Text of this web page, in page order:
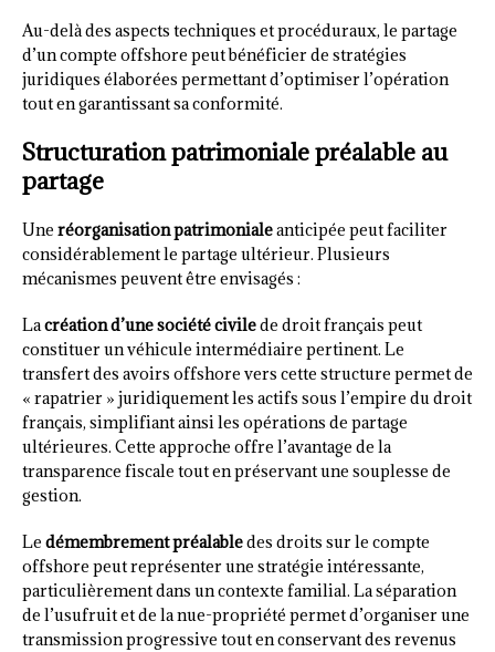
Au-delà des aspects techniques et procéduraux, le partage
d’un compte offshore peut bénéficier de stratégies
juridiques élaborées permettant d’optimiser l’opération
tout en garantissant sa conformité.
Structuration patrimoniale préalable au
partage
Une réorganisation patrimonialeanticipée peut faciliter
considérablement le partage ultérieur. Plusieurs
mécanismes peuvent être envisagés :
Lacréation d’une société civilede droit français peut
constituer un véhicule intermédiaire pertinent. Le
transfert des avoirs offshore vers cette structure permet de
« rapatrier » juridiquement les actifs sous l’empire du droit
français, simplifiant ainsi les opérations de partage
ultérieures. Cette approche offre l’avantage de la
transparence fiscale tout en préservant une souplesse de
gestion.
Le démembrement préalabledes droits sur le compte
offshore peut représenter une stratégie intéressante,
particulièrement dans un contexte familial. La séparation
de l’usufruit et de la nue-propriété permet d’organiser une
transmission progressive tout en conservant des revenus